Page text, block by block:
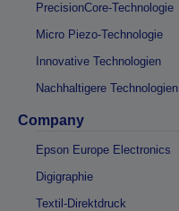
PrecisionCore-Technologie
Micro Piezo-Technologie
Innovative Technologien
Nachhaltigere Technologien
Company
Epson Europe Electronics
Digigraphie
Textil-Direktdruck